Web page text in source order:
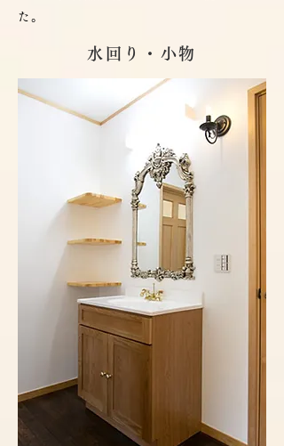
た。
水回り・小物